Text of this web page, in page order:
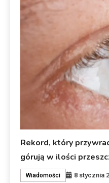
Rekord, który
górują w ilości
Wiadomości 8 stycznia